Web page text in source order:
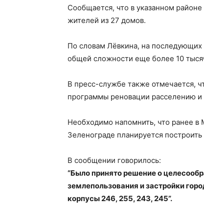
Сообщается, что в указанном
жителей из 27 домов.
По словам Лёвкина, на последующих
общей сложности еще более 10
В пресс-службе также отмечается,
программы реновации расселению
Необходимо напомнить, что ранее
Зеленограде планируется
В сообщении говорилось:
“Было принято решение о
землепользования и застройки
корпусы 246, 255, 243, 245”.